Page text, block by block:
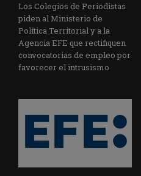
Los Colegios de Periodistas
piden al Ministerio de
Política Territorial y a la
Agencia EFE que rectifiquen
convocatorias de empleo por
favorecer el intrusismo